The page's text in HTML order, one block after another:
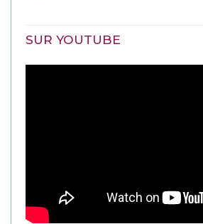
SUR YOUTUBE